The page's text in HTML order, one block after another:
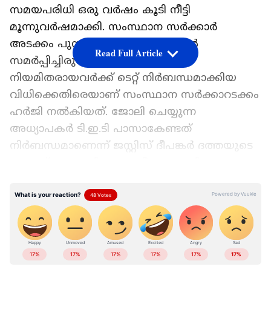
സമയപരിധി ഒരു വർഷം കൂടി നീട്ടി
മൂന്നുവർഷമാക്കി. സംസ്ഥാന സർക്കാർ
അടക്കം പുനഃരിശോധന ഹർജികൾ
സമർപ്പിച്ചിരുന്നു. 2010ന് മുന്‍പ്
നിയമിതരായവര്‍ക്ക് ടെറ്റ് നിർബന്ധമാക്കിയ
വിധിക്കെതിരെയാണ് സംസ്ഥാന സർക്കാറടക്കം
ഹർജി നൽകിയത്. ജോലി ചെയ്യുന്ന
അധ്യാപകർ ടി.ഇ.ടി പാസാകേണ്ടത്
നിർബന്ധമാണെന്ന് ജസ്റ്റിസ് ദീപങ്കർ ദത്തയുടെ
ചെയ്യുന്ന അധ്യാപകർ ടി.ഇ.ടി
പാസാകണമെന്നായിരുന്നു വിധി. ദേശീയ
അധ്യാപക പരിഷത്ത്,സംസ്ഥാനസർക്കാർ
ഉൾപ്പെടെ 45 കക്ഷികളാണ് പുനപരിശോധന
ഹർജികൾ നൽകിയിരിക്കുന്നത്.ഉത്തരവ്
Read Full Article